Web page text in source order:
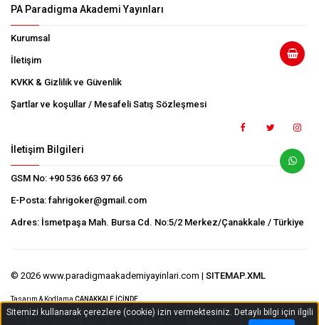
PA Paradigma Akademi Yayınları
Kurumsal
İletişim
KVKK & Gizlilik ve Güvenlik
Şartlar ve koşullar / Mesafeli Satış Sözleşmesi
İletişim Bilgileri
GSM No: +90 536 663 97 66
E-Posta: fahrigoker@gmail.com
Adres: İsmetpaşa Mah. Bursa Cd. No:5/2 Merkez/Çanakkale / Türkiye
© 2026 www.paradigmaakademiyayinlari.com | SITEMAP.XML
Tasarım & Kodlama ÇANAKKALE İÇİNDE
Sitemizi kullanarak çerezlere (cookie) izin vermektesiniz. Detaylı bilgi için ilgili